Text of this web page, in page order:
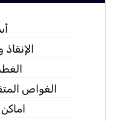
الغواص